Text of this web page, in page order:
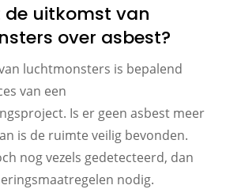
de uitkomst van
over asbest?
luchtmonsters is bepalend
van een
Is er geen asbest meer
is de ruimte veilig bevonden.
nog vezels gedetecteerd, dan
nodig.